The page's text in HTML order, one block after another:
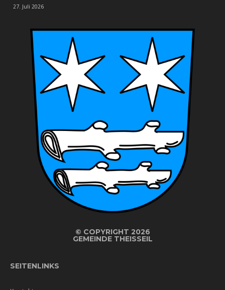
27. Juli 2026
© COPYRIGHT 2026
GEMEINDE THEISSEIL
SEITENLINKS